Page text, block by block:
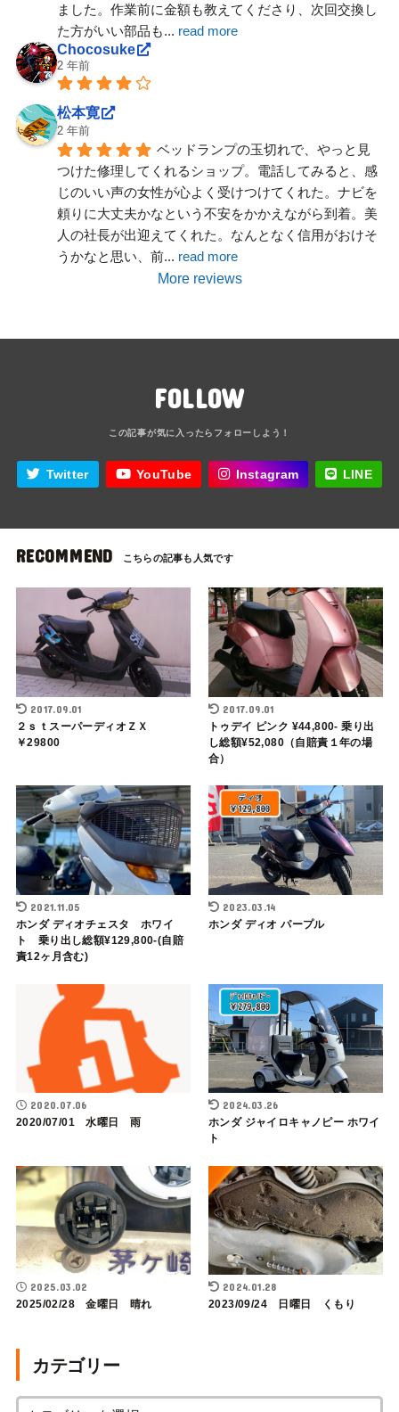
ました。作業前に金額も教えてくださり、次回交換し
た方がいい部品も... read more
Chocosuke
2 年前
松本寛
2 年前
ベッドランプの玉切れで、やっと見
つけた修理してくれるショップ。電話してみると、感
じのいい声の女性が心よく受けつけてくれた。ナビを
頼りに大丈夫かなという不安をかかえながら到着。美
人の社長が出迎えてくれた。なんとなく信用がおけそ
うかなと思い、前... read more
More reviews
FOLLOW
Twitter YouTube Instagram LINE
RECOMMEND
2017.09.01
２ｓｔスーパーディオＺＸ
￥29800
2017.09.01
トゥデイ ピンク ¥44,800- 乗り出
し総額¥52,080（自賠責１年の場
合）
2021.11.05
ホンダ ディオチェスタ ホワイ
ト 乗り出し総額¥129,800-(自賠
責12ヶ月含む)
2023.03.14
ホンダ ディオ パープル
2020.07.06
2020/07/01 水曜日 雨
2024.03.26
ホンダ ジャイロキャノピー ホワイ
ト
2025.03.02
2025/02/28 金曜日 晴れ
2024.01.28
2023/09/24 日曜日 くもり
カテゴリー